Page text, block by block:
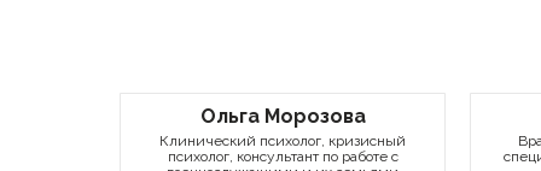
Ольга Морозова
Клинический психолог, кризисный
психолог, консультант по работе с